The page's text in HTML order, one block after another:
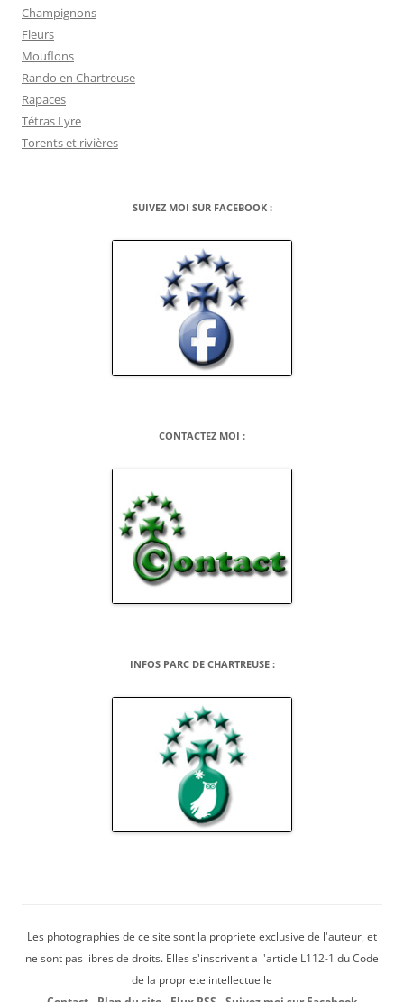
Champignons
Fleurs
Mouflons
Rando en Chartreuse
Rapaces
Tétras Lyre
Torents et rivières
SUIVEZ MOI SUR FACEBOOK :
CONTACTEZ MOI :
INFOS PARC DE CHARTREUSE :
Les photographies de ce site sont la propriete exclusive de l'auteur, et
ne sont pas libres de droits. Elles s'inscrivent a l'article L112-1 du Code
de la propriete intellectuelle